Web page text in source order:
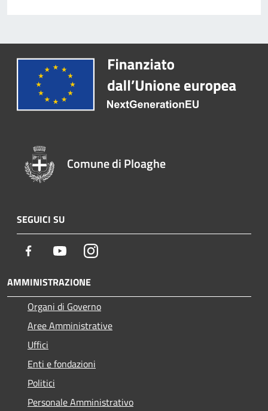
Comune di Ploaghe
SEGUICI SU
Facebook YoutubeInstagram
AMMINISTRAZIONE
Organi di Governo
Aree Amministrative
Uffici
Enti e fondazioni
Politici
Personale Amministrativo